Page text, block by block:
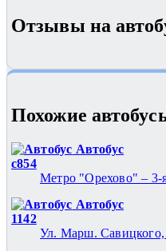
Отзывы на
Похожие
Автобус
с854
Метро "Орехово" – 3-
Автобус
1142
Ул. Марш.